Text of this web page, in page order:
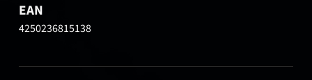
EAN
4250236815138